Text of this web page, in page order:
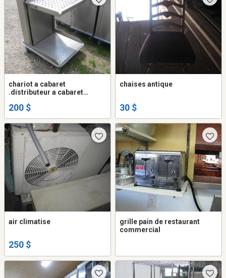
chariot a cabaret
.distributeur a cabaret
200 $
chaises antique
30 $
air climatise
250 $
grille pain de restaurant
commercial